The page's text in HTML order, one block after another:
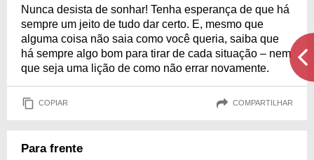
Nunca desista de sonhar! Tenha esperança de que há
sempre um jeito de tudo dar certo. E, mesmo que
alguma coisa não saia como você queria, saiba que
há sempre algo bom para tirar de cada situação – nem
que seja uma lição de como não errar novamente.
COPIAR COMPARTILHAR
Para frente